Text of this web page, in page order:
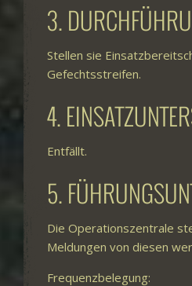
3.
Stellen sie
Gefechtsstreifen.
4.
Entfällt.
5.
Die Operationszentrale
Meldungen von diesen
Frequenzbelegung: